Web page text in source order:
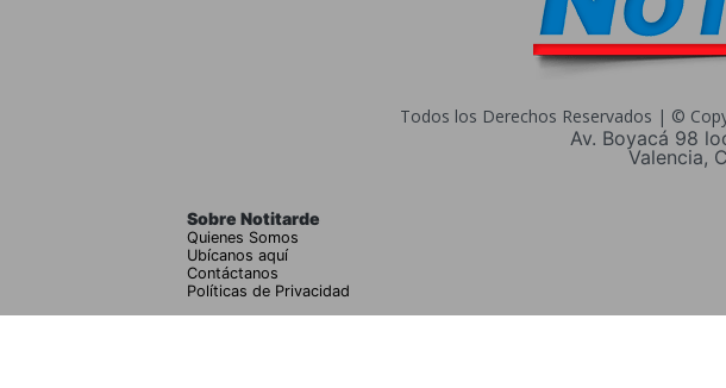
Todos los Derechos Reservados | ©
Av. Boyacá 98
Valencia,
Sobre Notitarde
Quienes Somos
Ubícanos aquí
Contáctanos
Políticas de Privacidad